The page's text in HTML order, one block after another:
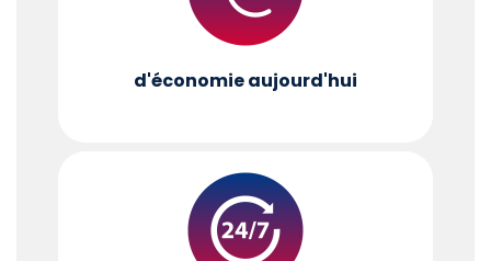
d'économie aujourd'hui